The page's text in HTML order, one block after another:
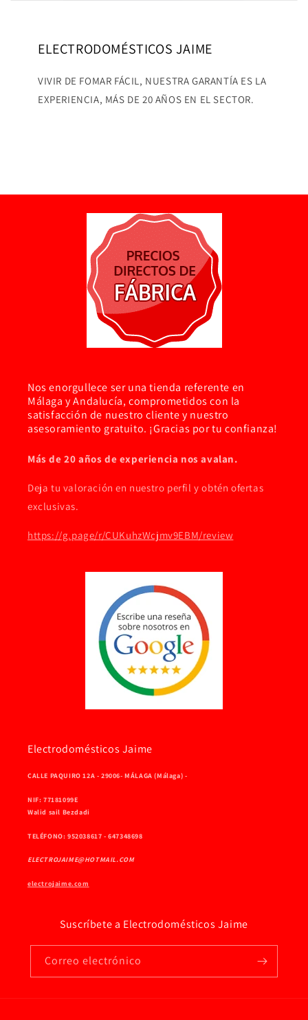
ELECTRODOMÉSTICOS JAIME
VIVIR DE FOMAR FÁCIL, NUESTRA GARANTÍA ES LA
EXPERIENCIA, MÁS DE 20 AÑOS EN EL SECTOR.
Nos enorgullece ser una tienda referente en
Málaga y Andalucía, comprometidos con la
satisfacción de nuestro cliente y nuestro
asesoramiento gratuito. ¡Gracias por tu confianza!
Más de 20 años de experiencia nos avalan.
Deja tu valoración en nuestro perfil y obtén ofertas
exclusivas.
https://g.page/r/CUKuhzWcjmv9EBM/review
Electrodomésticos Jaime
CALLE PAQUIRO 12A - 29006- MÁLAGA (Málaga) -
NIF: 77181099E
Walid sail Bezdadi
TELÉFONO: 952038617 - 647348698
ELECTROJAIME@HOTMAIL.COM
electrojaime.com
Suscríbete a Electrodomésticos Jaime
Correo electrónico